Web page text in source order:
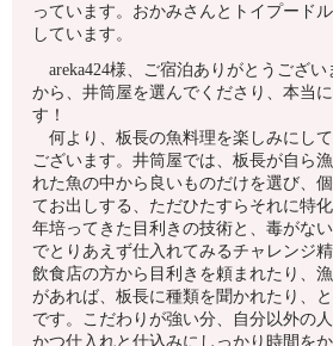
っています。おかみさんとトイプード
しています。
areka424様、ご宿泊ありがとうござ
から、井筒屋を選んでくださり、本当
す！
何より、板長の魚料理を楽しみにし
ございます。井筒屋では、板長が自ら
れた魚の中から良いものだけを選び、
てお出しする、ただひたすらそれに特
年培ってきた目利きの技術と、毒がな
でとりあえず仕入れてみるチャレンジ
飲食店の方から目利きを頼まれたり、
があれば、板長に種類を聞かれたり、
です。こだわりが強い分、自分以外の
かつ仕入れと仕込みにしっかり時間を